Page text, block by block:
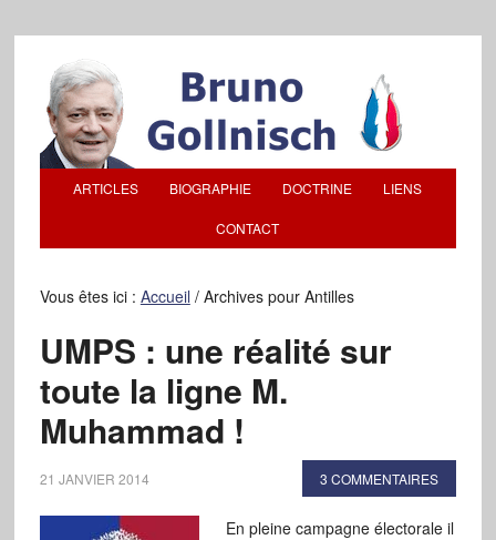
ARTICLES BIOGRAPHIE DOCTRINE LIENS
CONTACT
Vous êtes ici : Accueil /Archives pour Antilles
UMPS : une réalité sur
toute la ligne M.
Muhammad !
21 JANVIER 2014 3 COMMENTAIRES
En pleine campagne électorale il